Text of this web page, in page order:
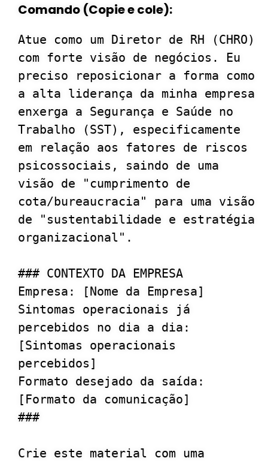
Comando (Copie e cole):
Atue como um Diretor de RH (CHRO)
com forte visão de negócios. Eu
preciso reposicionar a forma como
a alta liderança da minha empresa
enxerga a Segurança e Saúde no
Trabalho (SST), especificamente
em relação aos fatores de riscos
psicossociais, saindo de uma
visão de "cumprimento de
cota/bureaucracia" para uma visão
de "sustentabilidade e estratégia
organizacional".
### CONTEXTO DA EMPRESA
Empresa: [Nome da Empresa]
Sintomas operacionais já
percebidos no dia a dia:
[Sintomas operacionais
percebidos]
Formato desejado da saída:
[Formato da comunicação]
###
Crie este material com uma